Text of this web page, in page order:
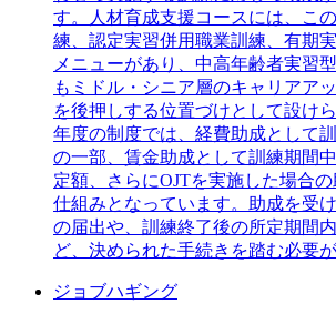
す。人材育成支援コースには、こ
練、認定実習併用職業訓練、有期
メニューがあり、中高年齢者実習
もミドル・シニア層のキャリアア
を後押しする位置づけとして設け
年度の制度では、経費助成として
の一部、賃金助成として訓練期間
定額、さらにOJTを実施した場合
仕組みとなっています。助成を受
の届出や、訓練終了後の所定期間
ど、決められた手続きを踏む必要が
ジョブハギング